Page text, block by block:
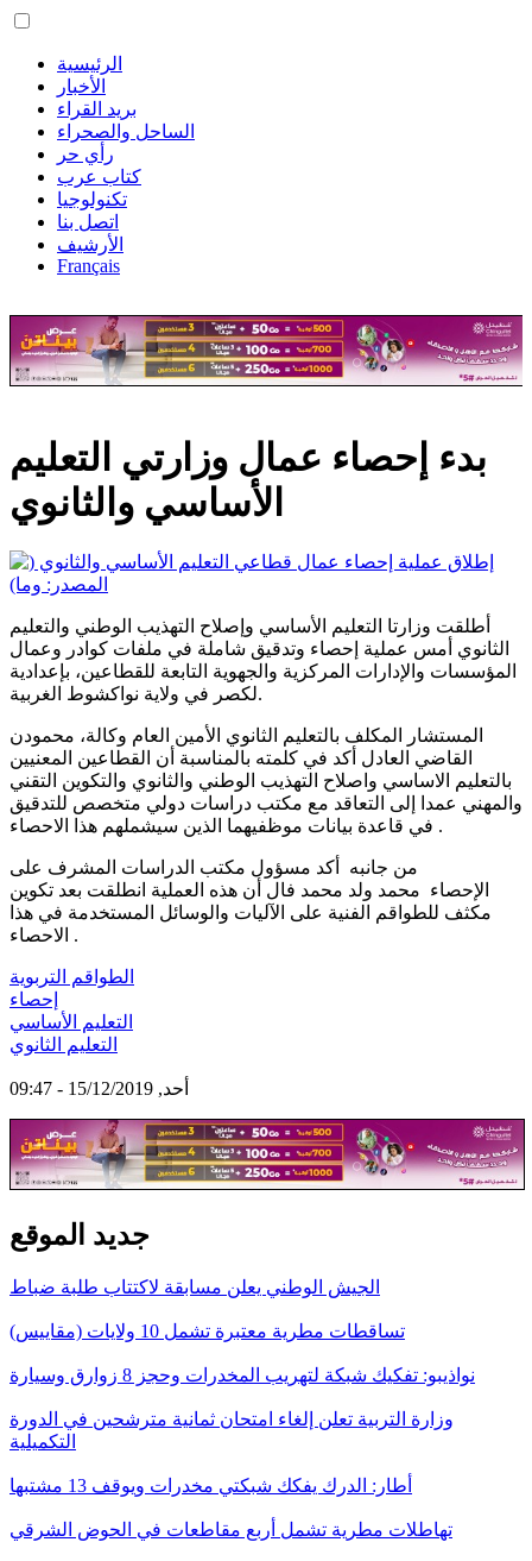
الرئيسية
الأخبار
بريد القراء
الساحل والصحراء
رأي حر
كتاب عرب
تكنولوجيا
اتصل بنا
الأرشيف
Français
بدء إحصاء عمال وزارتي التعليم
الأساسي والثانوي
أطلقت وزارتا التعليم الأساسي وإصلاح التهذيب الوطني والتعليم
الثانوي أمس عملية إحصاء وتدقيق شاملة في ملفات كوادر وعمال
المؤسسات والإدارات المركزية والجهوية التابعة للقطاعين، بإعدادية
لكصر في ولاية نواكشوط الغربية.
المستشار المكلف بالتعليم الثانوي الأمين العام وكالة، محمودن
القاضي العادل أكد في كلمته بالمناسبة أن القطاعين المعنيين
بالتعليم الاساسي واصلاح التهذيب الوطني والثانوي والتكوين التقني
والمهني عمدا إلى التعاقد مع مكتب دراسات دولي متخصص للتدقيق
في قاعدة بيانات موظفيهما الذين سيشملهم هذا الاحصاء .
من جانبه أكد مسؤول مكتب الدراسات المشرف على
الإحصاء محمد ولد محمد فال أن هذه العملية انطلقت بعد تكوين
مكثف للطواقم الفنية على الآليات والوسائل المستخدمة في هذا
الاحصاء .
الطواقم التربوية
إحصاء
التعليم الأساسي
التعليم الثانوي
أحد, 15/12/2019 - 09:47
جديد الموقع
الجيش الوطني يعلن مسابقة لاكتتاب طلبة ضباط
تساقطات مطرية معتبرة تشمل 10 ولايات (مقاييس)
نواذيبو: تفكيك شبكة لتهريب المخدرات وحجز 8 زوارق وسيارة
وزارة التربية تعلن إلغاء امتحان ثمانية مترشحين في الدورة
التكميلية
أطار: الدرك يفكك شبكتي مخدرات ويوقف 13 مشتبها
تهاطلات مطرية تشمل أربع مقاطعات في الحوض الشرقي